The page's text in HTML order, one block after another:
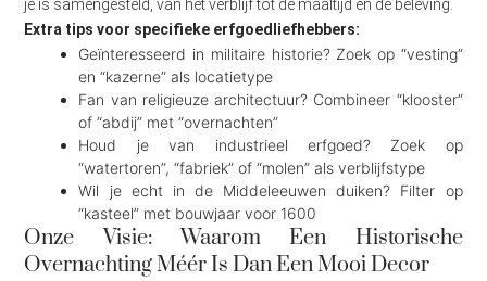
je is samengesteld, van het verblijf tot de maaltijd en de beleving.
Extra tips voor specifieke erfgoedliefhebbers:
Geïnteresseerd in militaire historie? Zoek op “vesting”
en “kazerne” als locatietype
Fan van religieuze architectuur? Combineer “klooster”
of “abdij” met “overnachten”
Houd je van industrieel erfgoed? Zoek op
“watertoren”, “fabriek” of “molen” als verblijfstype
Wil je echt in de Middeleeuwen duiken? Filter op
“kasteel” met bouwjaar voor 1600
Onze Visie: Waarom Een Historische
Overnachting Méér Is Dan Een Mooi Decor